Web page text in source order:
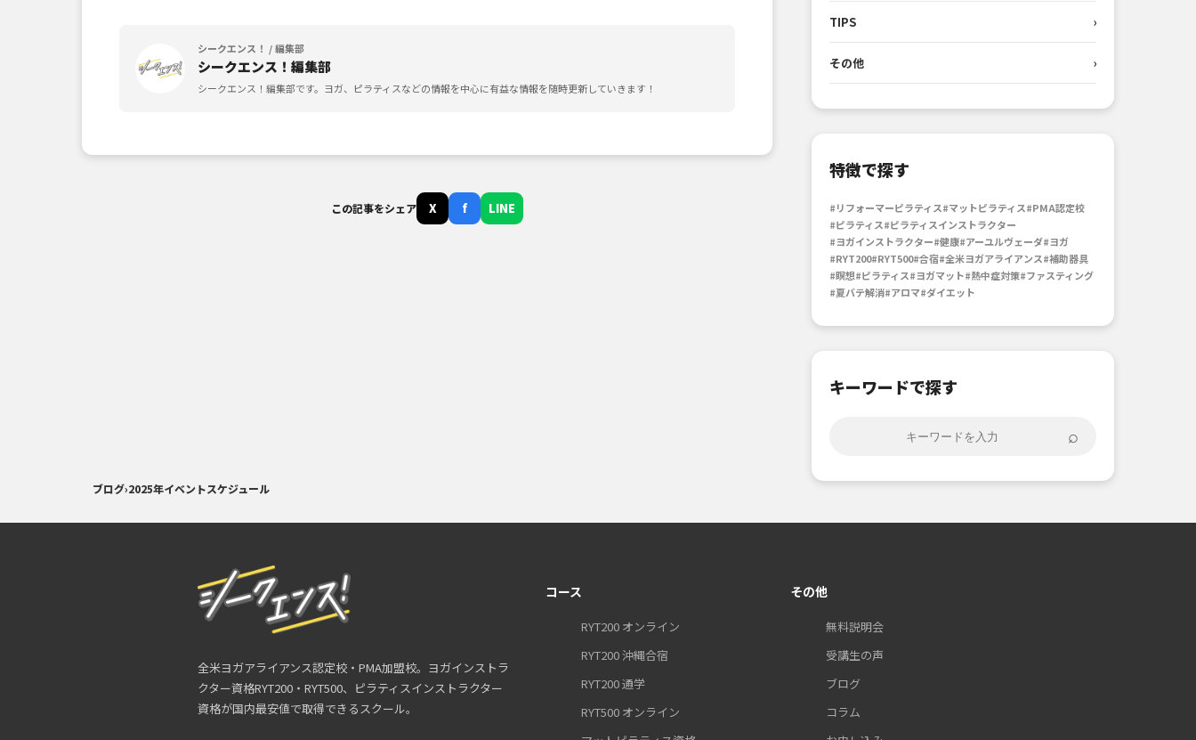
シークエンス！ / 編集部
シークエンス！編集部
シークエンス！編集部です。ヨガ、ピラティスなどの情報を中心に有益な情報を随時更新していきます！
この記事をシェア X f LINE
TIPS ›
その他 ›
特徴で探す
#リフォーマーピラティス#マットピラティス#PMA認定校
#ピラティス#ピラティスインストラクター
#ヨガインストラクター#健康#アーユルヴェーダ#ヨガ
#RYT200#RYT500#合宿#全米ヨガアライアンス#補助器具
#瞑想#ピラティス#ヨガマット#熱中症対策#ファスティング
#夏バテ解消#アロマ#ダイエット
キーワードで探す
⌕
ブログ›2025年イベントスケジュール
全米ヨガアライアンス認定校・PMA加盟校。ヨガインストラ
クター資格RYT200・RYT500、ピラティスインストラクター
資格が国内最安値で取得できるスクール。
コース
RYT200 オンライン
RYT200 沖縄合宿
RYT200 通学
RYT500 オンライン
その他
無料説明会
受講生の声
ブログ
コラム